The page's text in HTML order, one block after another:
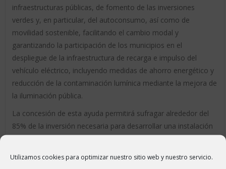
Utilizamos cookies para optimizar nuestro sitio web y nuestro servicio.
infraestructuras públicas, de fomento de las inversiones
verdes y, en particular, del autoconsumo, así como de
movilidad sostenible, facilitando el cambio modal y
garantizando la participación de los municipios en el
despliegue de la infraestructura de recarga e impulso del
vehículo eléctrico, incluyendo medidas de ahorro energético y
reducción de la contaminación lumínica mediante la mejora de
la iluminación pública.
La concesión de esta ayuda permitirá sufragar alrededor del
85% de la inversión necesaria para desarrollar una instalación
fotovoltaica en la modalidad de autoconsumo compartido,
estará ubicada sobre la cubierta del polideportivo municipal.